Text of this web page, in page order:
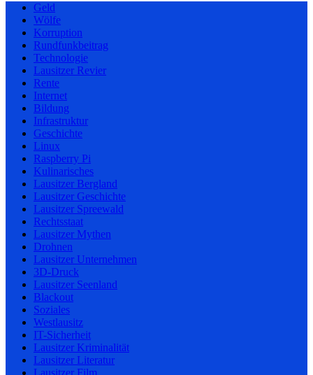
Geld
Wölfe
Korruption
Rundfunkbeitrag
Technologie
Lausitzer Revier
Rente
Internet
Bildung
Infrastruktur
Geschichte
Linux
Raspberry Pi
Kulinarisches
Lausitzer Bergland
Lausitzer Geschichte
Lausitzer Spreewald
Rechtsstaat
Lausitzer Mythen
Drohnen
Lausitzer Unternehmen
3D-Druck
Lausitzer Seenland
Blackout
Soziales
Westlausitz
IT-Sicherheit
Lausitzer Kriminalität
Lausitzer Literatur
Lausitzer Film